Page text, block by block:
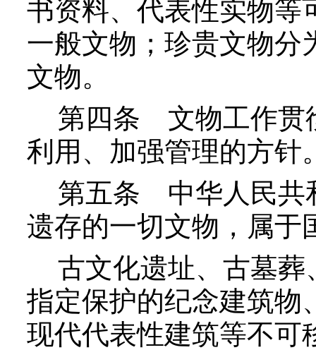
书资料、代表性实物等
一般文物；珍贵文物分
文物。
第四条 文物工作贯
利用、加强管理的方针
第五条 中华人民共
遗存的一切文物，属于
古文化遗址、古墓葬
指定保护的纪念建筑物
现代代表性建筑等不可